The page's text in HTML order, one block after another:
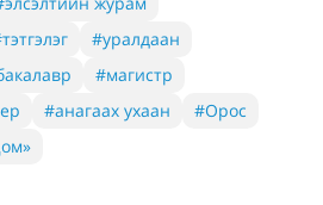
#уралдаан
#магистр
#анагаах ухаан
#Орос